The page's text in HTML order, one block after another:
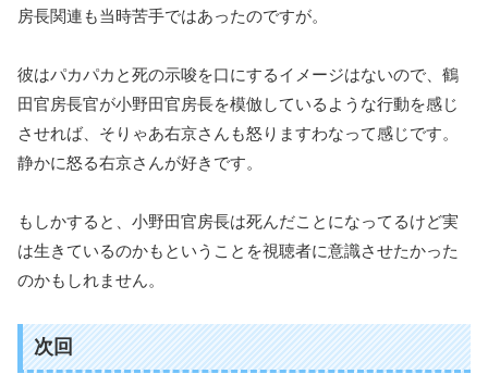
房長関連も当時苦手ではあったのですが。
彼はパカパカと死の示唆を口にするイメージはないので、鶴
田官房長官が小野田官房長を模倣しているような行動を感じ
させれば、そりゃあ右京さんも怒りますわなって感じです。
静かに怒る右京さんが好きです。
もしかすると、小野田官房長は死んだことになってるけど実
は生きているのかもということを視聴者に意識させたかった
のかもしれません。
次回